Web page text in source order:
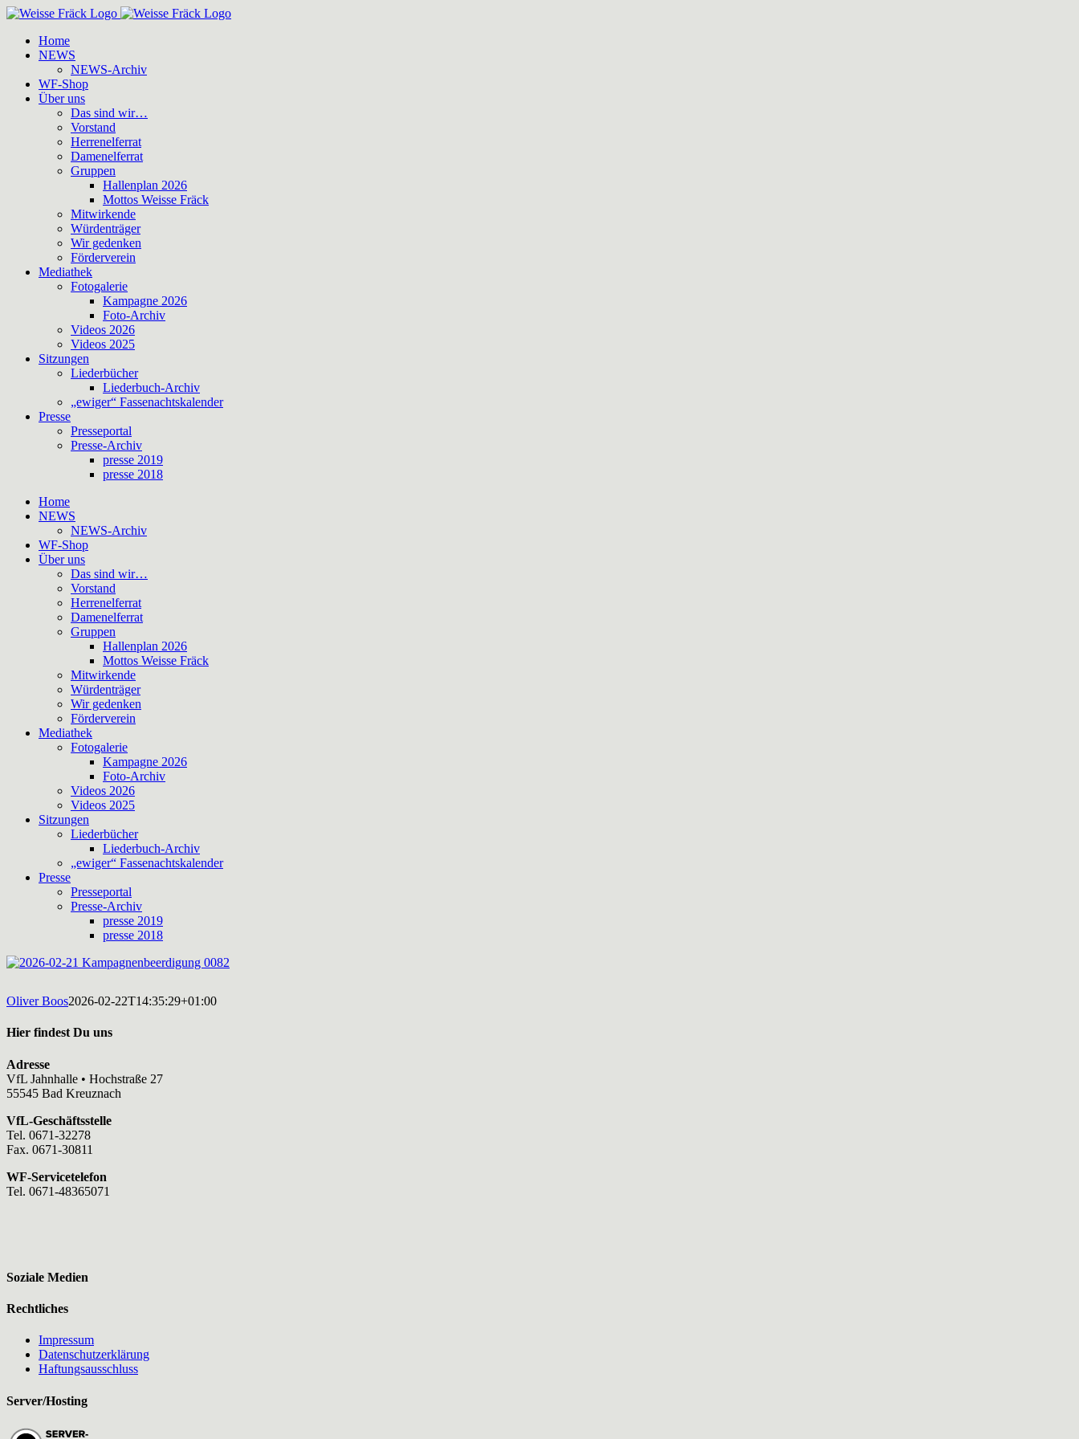
Zum
springenHome
NEWS
NEWS-Archiv
WF-Shop
Über uns
Das sind wir…
Vorstand
Herrenelferrat
Damenelferrat
Gruppen
Hallenplan 2026
Mottos Weisse Fräck
Mitwirkende
Würdenträger
Wir gedenken
Förderverein
Mediathek
Fotogalerie
Kampagne 2026
Foto-Archiv
Videos 2026
Videos 2025
Sitzungen
Liederbücher
Liederbuch-Archiv
„ewiger“ Fassenachtskalender
Presse
Presseportal
Presse-Archiv
presse 2019
presse 2018
Home
NEWS
NEWS-Archiv
WF-Shop
Über uns
Das sind wir…
Vorstand
Herrenelferrat
Damenelferrat
Gruppen
Hallenplan 2026
Mottos Weisse Fräck
Mitwirkende
Würdenträger
Wir gedenken
Förderverein
Mediathek
Fotogalerie
Kampagne 2026
Foto-Archiv
Videos 2026
Videos 2025
Sitzungen
Liederbücher
Liederbuch-Archiv
„ewiger“ Fassenachtskalender
Presse
Presseportal
Presse-Archiv
presse 2019
presse 2018
Oliver Boos2026-02-22T14:35:29+01:00
Hier findest Du uns
Adresse
VfL Jahnhalle • Hochstraße 27
55545 Bad Kreuznach
VfL-Geschäftsstelle
Tel. 0671-32278
Fax. 0671-30811
WF-Servicetelefon
Tel. 0671-48365071
Soziale Medien
Rechtliches
Impressum
Datenschutzerklärung
Haftungsausschluss
Server/Hosting